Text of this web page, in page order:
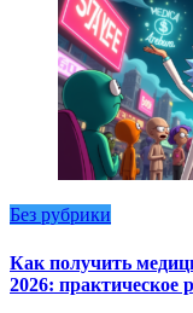
Без рубрики
Как получить
2026: практическое